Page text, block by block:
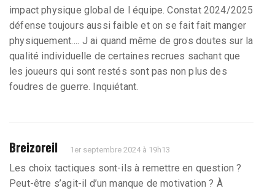
impact physique global de l équipe. Constat 2024/2025
défense toujours aussi faible et on se fait fait manger
physiquement…. J ai quand même de gros doutes sur la
qualité individuelle de certaines recrues sachant que
les joueurs qui sont restés sont pas non plus des
foudres de guerre. Inquiétant.
Breizoreil 1er septembre 2024 à 19h13
Les choix tactiques sont-ils à remettre en question ?
Peut-être s’agit-il d’un manque de motivation ? À